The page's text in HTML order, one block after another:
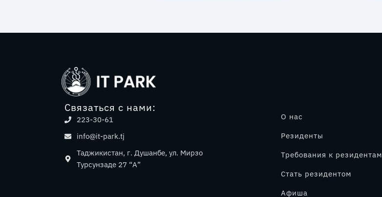
Связаться с нами:
223-30-61
info@it-park.tj
Таджикистан, г. Душанбе, ул. Мирзо
Турсунзаде 27 “А”
О нас
Резиденты
Требования к резидентам
Стать резидентом
Афиша